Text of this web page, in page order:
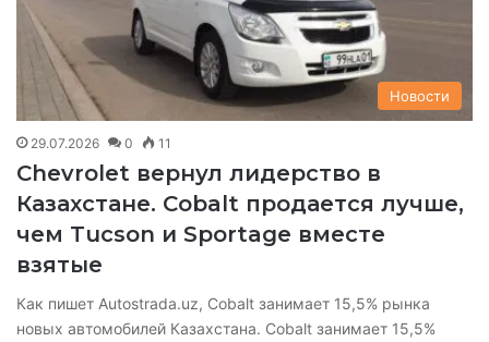
Новости
29.07.2026 0 11
Chevrolet вернул лидерство в
Казахстане. Cobalt продается лучше,
чем Tucson и Sportage вместе
взятые
Как пишет Autostrada.uz, Cobalt занимает 15,5% рынка
новых автомобилей Казахстана. Cobalt занимает 15,5%